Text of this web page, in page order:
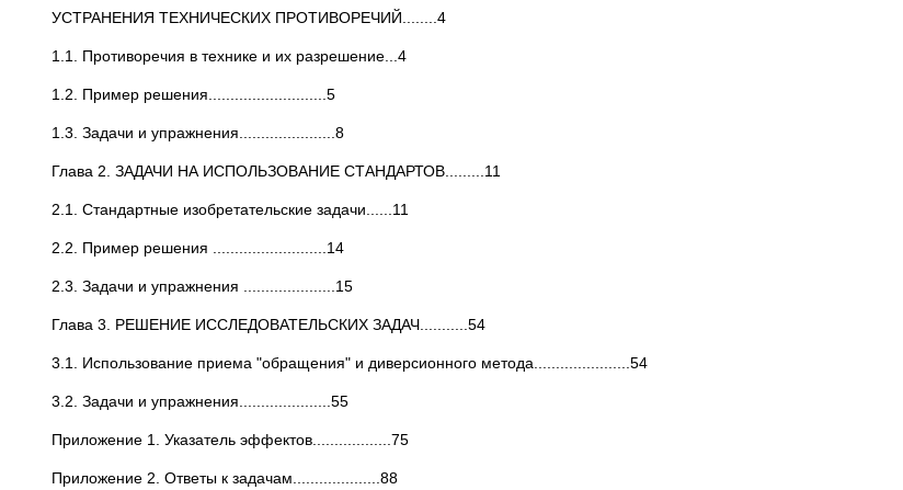
УСТРАНЕНИЯ ТЕХНИЧЕСКИХ ПРОТИВОРЕЧИЙ........4
1.1. Противоречия в технике и их разрешение...4
1.2. Пример решения...........................5
1.3. Задачи и упражнения......................8
Глава 2. ЗАДАЧИ НА ИСПОЛЬЗОВАНИЕ СТАНДАРТОВ.........11
2.1. Стандартные изобретательские задачи......11
2.2. Пример решения ..........................14
2.3. Задачи и упражнения .....................15
Глава 3. РЕШЕНИЕ ИССЛЕДОВАТЕЛЬСКИХ ЗАДАЧ...........54
3.1. Использование приема "обращения" и диверсионного метода......................54
3.2. Задачи и упражнения.....................55
Приложение 1. Указатель эффектов..................75
Приложение 2. Ответы к задачам....................88